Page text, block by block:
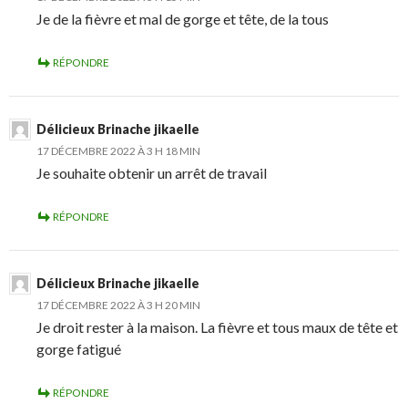
Je de la fièvre et mal de gorge et tête, de la tous
RÉPONDRE
Délicieux Brinache jikaelle
17 DÉCEMBRE 2022 À 3 H 18 MIN
Je souhaite obtenir un arrêt de travail
RÉPONDRE
Délicieux Brinache jikaelle
17 DÉCEMBRE 2022 À 3 H 20 MIN
Je droit rester à la maison. La fièvre et tous maux de tête et
gorge fatigué
RÉPONDRE